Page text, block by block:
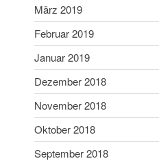
März 2019
Februar 2019
Januar 2019
Dezember 2018
November 2018
Oktober 2018
September 2018